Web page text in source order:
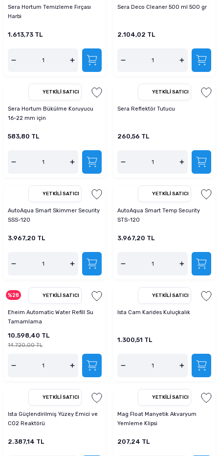
Sera Hortum Temizleme Fırçası
Harbi
1.613,73 TL
Sera Deco Cleaner 500 ml 500 gr
2.104,02 TL
YETKILI SATICI
Sera Hortum Bükülme Koruyucu
16-22 mm için
583,80 TL
YETKILI SATICI
Sera Reflektör Tutucu
260,56 TL
YETKILI SATICI
AutoAqua Smart Skimmer Security
SSS-120
3.967,20 TL
YETKILI SATICI
AutoAqua Smart Temp Security
STS-120
3.967,20 TL
%28 YETKILI SATICI
Eheim Automatic Water Refill Su
Tamamlama
10.598,40 TL
14.720,00 TL
YETKILI SATICI
Ista Cam Karides Kuluçkalık
1.300,51 TL
YETKILI SATICI
Ista Güçlendirilmiş Yüzey Emici ve
CO2 Reaktörü
2.387,14 TL
YETKILI SATICI
Mag Float Manyetik Akvaryum
Yemleme Klipsi
207,24 TL